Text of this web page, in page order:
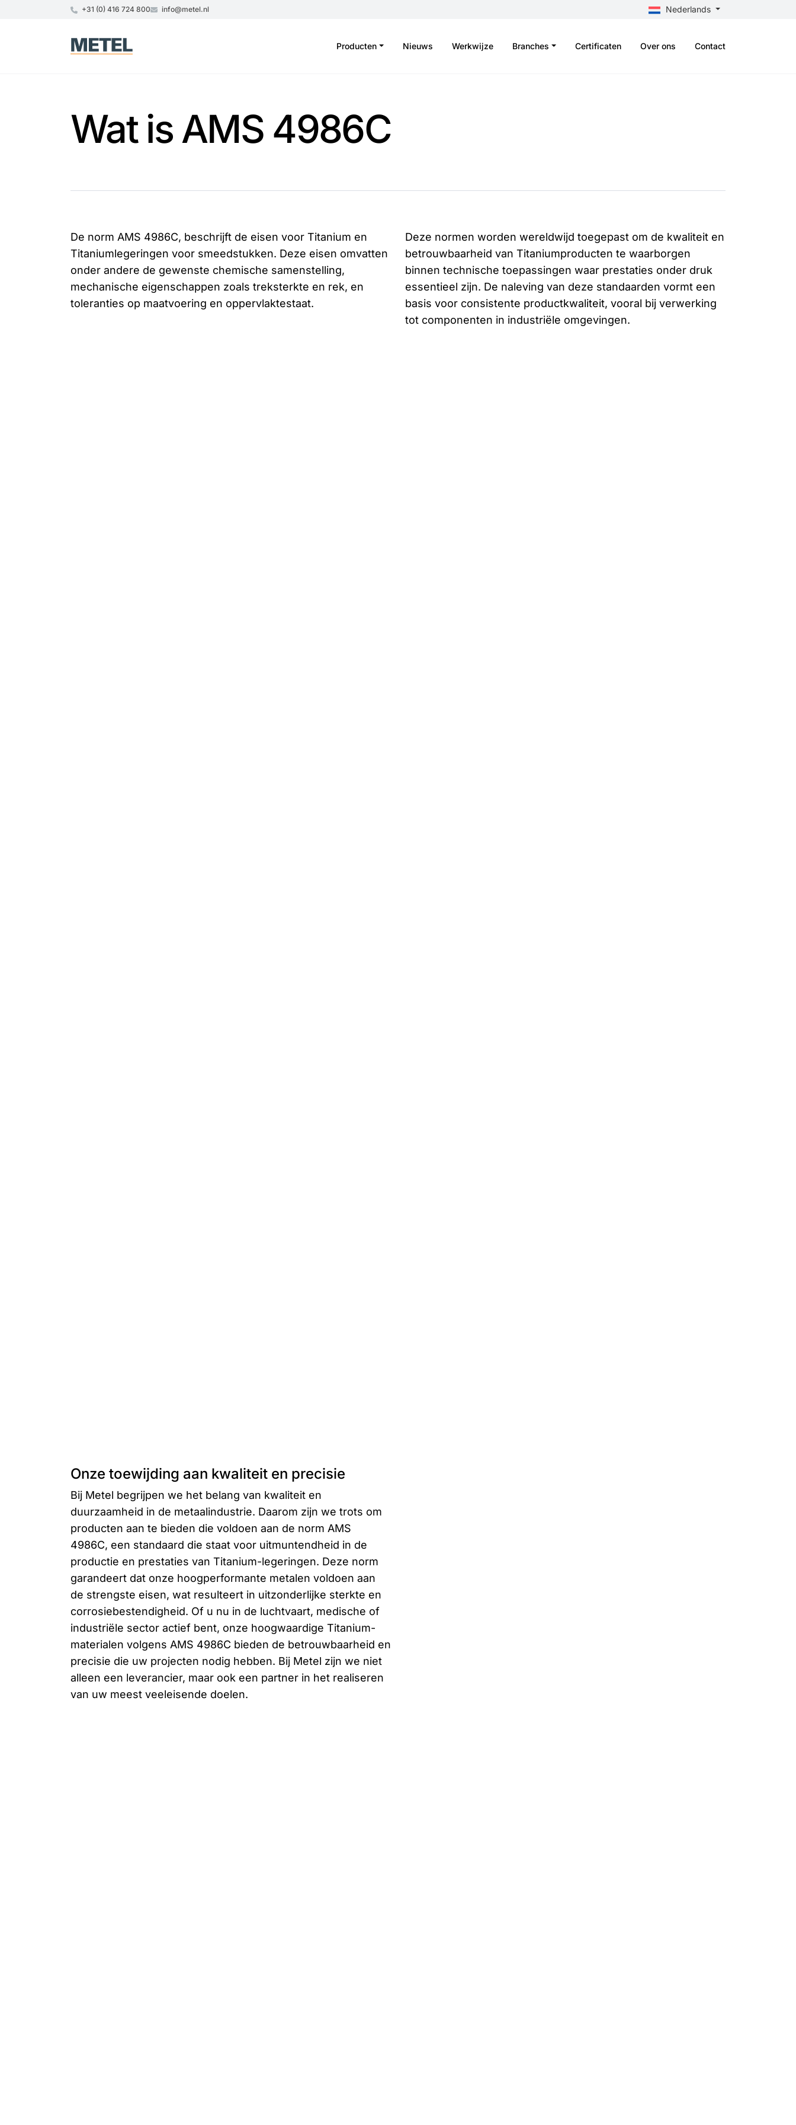
+31 (0) 416 724 800 info@metel.nl Nederlands
Producten Nieuws Werkwijze Branches Certificaten Over ons Contact
Wat is AMS 4986C
De norm AMS 4986C, beschrijft de eisen voor Titanium en
Titaniumlegeringen voor smeedstukken. Deze eisen omvatten
onder andere de gewenste chemische samenstelling,
mechanische eigenschappen zoals treksterkte en rek, en
toleranties op maatvoering en oppervlaktestaat.
Deze normen worden wereldwijd toegepast om de kwaliteit en
betrouwbaarheid van Titaniumproducten te waarborgen
binnen technische toepassingen waar prestaties onder druk
essentieel zijn. De naleving van deze standaarden vormt een
basis voor consistente productkwaliteit, vooral bij verwerking
tot componenten in industriële omgevingen.
Onze toewijding aan kwaliteit en precisie
Bij Metel begrijpen we het belang van kwaliteit en
duurzaamheid in de metaalindustrie. Daarom zijn we trots om
producten aan te bieden die voldoen aan de norm AMS
4986C, een standaard die staat voor uitmuntendheid in de
productie en prestaties van Titanium-legeringen. Deze norm
garandeert dat onze hoogperformante metalen voldoen aan
de strengste eisen, wat resulteert in uitzonderlijke sterkte en
corrosiebestendigheid. Of u nu in de luchtvaart, medische of
industriële sector actief bent, onze hoogwaardige Titanium-
materialen volgens AMS 4986C bieden de betrouwbaarheid en
precisie die uw projecten nodig hebben. Bij Metel zijn we niet
alleen een leverancier, maar ook een partner in het realiseren
van uw meest veeleisende doelen.